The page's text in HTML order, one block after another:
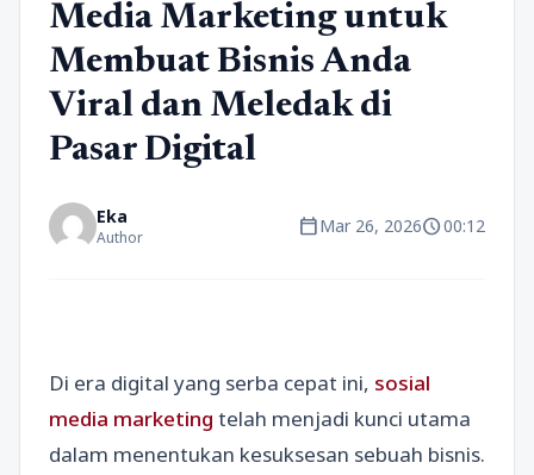
Media Marketing untuk
Membuat Bisnis Anda
Viral dan Meledak di
Pasar Digital
Eka
Author calendar_todayMar 26, 2026schedule00:12
Di era digital yang serba cepat ini, sosial
media marketing telah menjadi kunci utama
dalam menentukan kesuksesan sebuah bisnis.